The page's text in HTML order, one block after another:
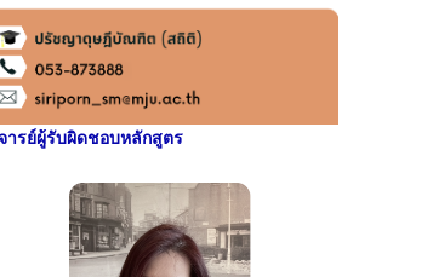
ารย์ผู้รับผิดชอบหลักสูตร